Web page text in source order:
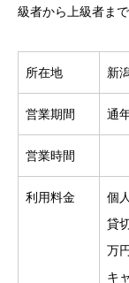
級者から上級者ま
所在地 新
営業期間 通
営業時間
利用料金
個
貸
万
キ